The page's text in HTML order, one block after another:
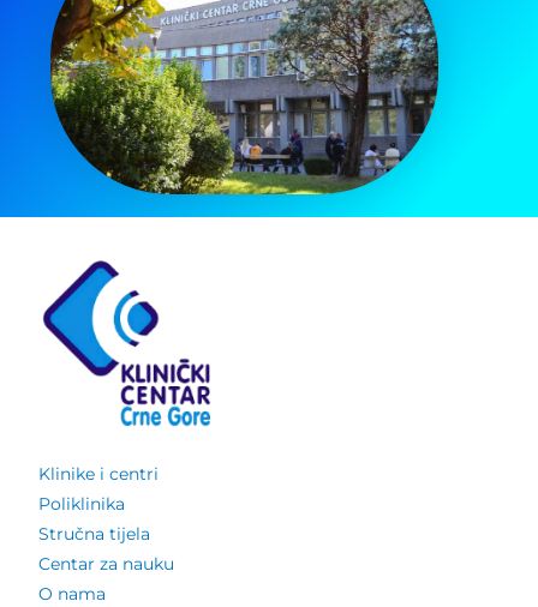
Klinike i centri
Poliklinika
Stručna tijela
Centar za nauku
O nama